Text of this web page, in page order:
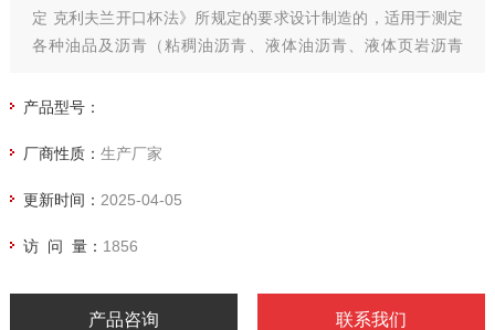
定 克利夫兰开口杯法》所规定的要求设计制造的，适用于测定
各种油品及沥青（粘稠油沥青、液体油沥青、液体页岩沥青
位和实验室等部门作有关油品和沥青闪点、燃点的测定和试验
产品型号：
厂商性质： 生产厂家
更新时间： 2025-04-05
访 问 量： 1856
产品咨询 联系我们